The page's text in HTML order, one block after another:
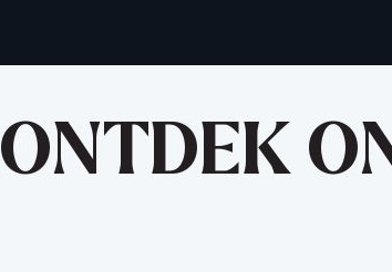
ONTDEK